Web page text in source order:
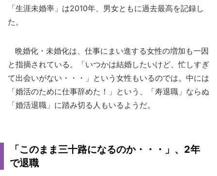
「生涯未婚率」は2010年、男女ともに過去最高を記録し
た。
晩婚化・未婚化は、仕事にまい進する女性の増加も一因
と指摘されている。「いつかは結婚したいけど、忙しすぎ
て出会いがない・・・」という女性もいるのでは。中には
「婚活のために仕事辞めた！」という、「寿退職」ならぬ
「婚活退職」に踏み切る人もいるようだ。
「このまま三十路になるのか・・・」、2年
で退職